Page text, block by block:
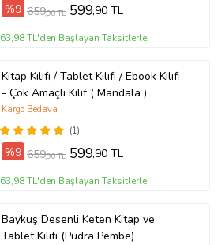
%9 659,90 TL 599,90 TL
63,98 TL'den Başlayan Taksitlerle
Kitap Kılıfı / Tablet Kılıfı / Ebook Kılıfı
- Çok Amaçlı Kılıf ( Mandala )
(1)
Kargo Bedava
%9 659,90 TL 599,90 TL
63,98 TL'den Başlayan Taksitlerle
Baykuş Desenli Keten Kitap ve
Tablet Kılıfı (Pudra Pembe)